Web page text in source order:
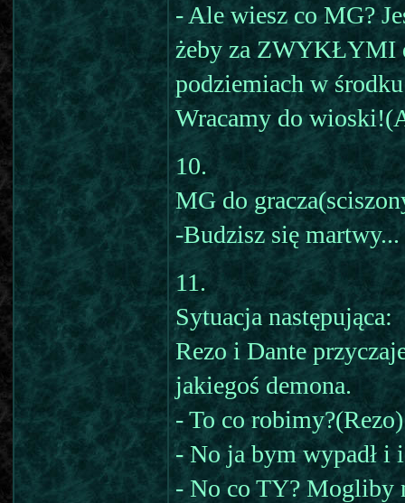
- Ale wiesz co MG?
żeby za ZWYKŁYMI
podziemiach w
Wracamy do
10.
MG do
-Budzisz się martwy...
11.
Sytuacja następująca:
Rezo i Dante
jakiegoś demona.
- To co robimy?(Rezo)
- No ja bym wypadł i
- No co TY? Mogliby